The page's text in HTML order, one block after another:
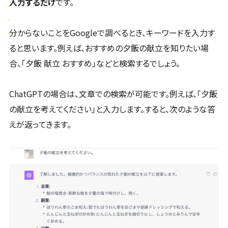
分からないことをGoogleで調べるとき、キーワードを入力す
ると思います。例えば、おすすめの夕飯の献立を知りたい場
合、「夕飯 献立 おすすめ」などと検索するでしょう。
ChatGPTの場合は、文章での検索が可能です。例えば、「夕飯
の献立を考えてください」と入力します。すると、次のような答
えが返ってきます。